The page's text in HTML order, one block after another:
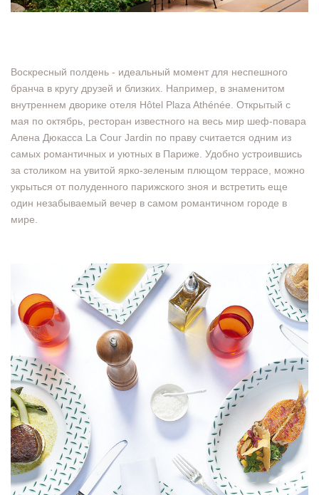
Воскресный полдень - идеальный момент для неспешного
бранча в кругу друзей и близких. Например, в знаменитом
внутреннем дворике отеля Hôtel Plaza Athénée. Открытый с
мая по октябрь, ресторан известного на весь мир шеф-повара
Алена Дюкасса La Cour Jardin по праву считается одним из
самых романтичных и уютных в Париже. Удобно устроившись
за столиком на увитой ярко-зеленым плющом террасе, можно
укрыться от полуденного парижского зноя и встретить еще
один незабываемый вечер в самом романтичном городе в
мире.